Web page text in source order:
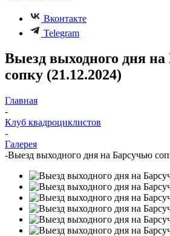
Вконтакте
Telegram
Выезд выходного дня
сопку (21.12.2024)
Главная
-
Клуб квадроциклистов
-
Галерея
-Выезд выходного дня на Барсучью